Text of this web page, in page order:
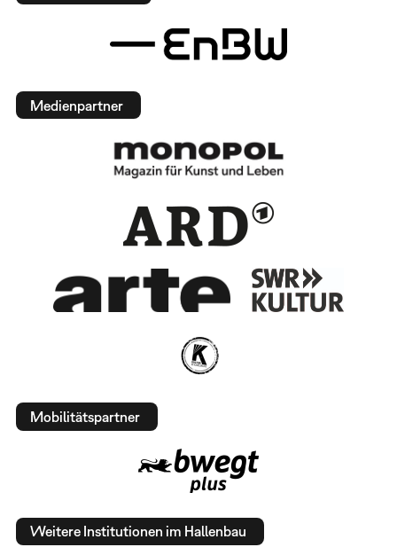
Medienpartner
Mobilitätspartner
Weitere Institutionen im Hallenbau